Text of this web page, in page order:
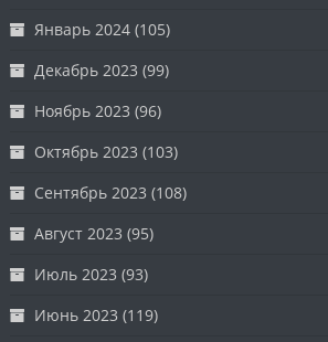
Январь 2024 (105)
Декабрь 2023 (99)
Ноябрь 2023 (96)
Октябрь 2023 (103)
Сентябрь 2023 (108)
Август 2023 (95)
Июль 2023 (93)
Июнь 2023 (119)